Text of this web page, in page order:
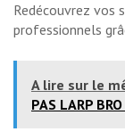
Redécouvrez vos
professionnels
A lire sur le
PAS LARP